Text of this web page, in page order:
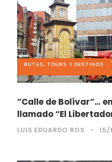
RUTAS, TOURS Y DESTINOS
”Calle de Bolívar”…
llamado “El
LUIS EDUARDO ROS 15/